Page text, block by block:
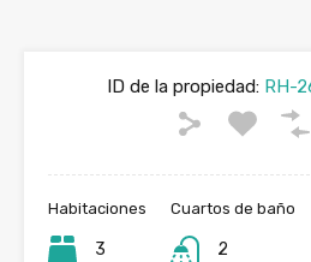
ID de la propiedad: RH-
Habitaciones
3
Cuartos de baño
2